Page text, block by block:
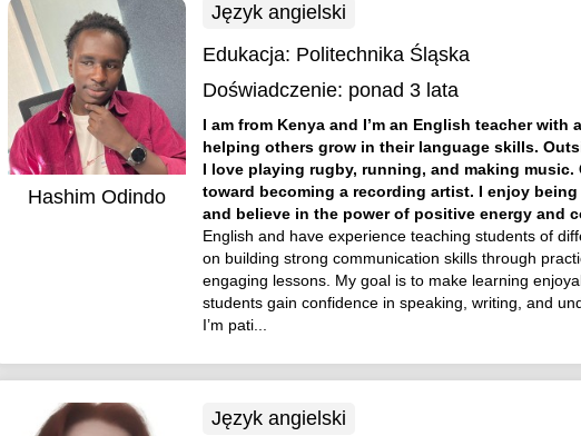
Hashim Odindo
Język angielski
Edukacja: Politechnika Śląska
Doświadczenie: ponad 3 lata
I am from Kenya and I’m an English teacher with
helping others grow in their language skills.
I love playing rugby, running, and making music.
toward becoming a recording artist. I enjoy
and believe in the power of positive energy and
English and have experience teaching students of
on building strong communication skills through
engaging lessons. My goal is to make learning
students gain confidence in speaking, writing, and
I’m pati...
Język angielski